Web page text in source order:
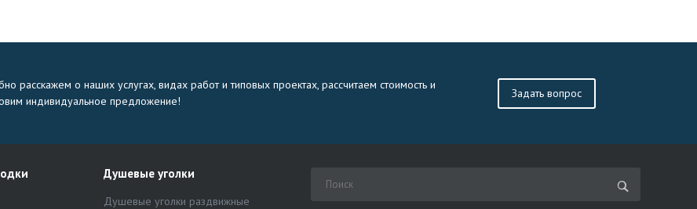
расскажем о наших услугах, видах работ и типовых проектах, рассчитаем стоимость и
индивидуальное предложение!
Задать вопрос
Душевые уголки
Душевые уголки раздвижные